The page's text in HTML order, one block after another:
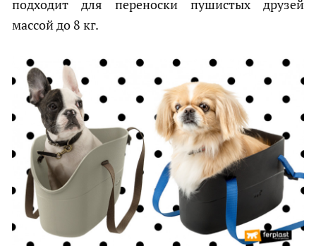
подходит для переноски пушистых друзей
массой до 8 кг.